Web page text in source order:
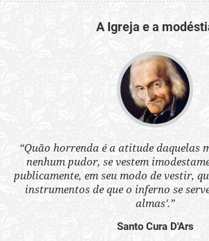
A Igreja e a
“Quão horrenda é a atitude daquelas
nenhum pudor, se vestem
publicamente, em seu modo de vestir,
instrumentos de que o inferno se
almas'.”
Santo Cura D'Ars